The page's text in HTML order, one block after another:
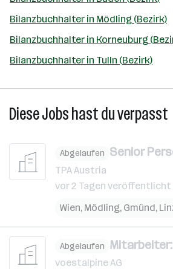
Bilanzbuchhalter in Mödling (Bezirk)
Bilanzbuchhalter in Korneuburg
Bilanzbuchhalter in Tulln (Bezirk)
Diese Jobs hast du verpasst
Abgelaufen Senior
TPA Austria
vor 2 Tagen veröffentlicht
Wien, Mödling, Gmünd,
Abgelaufen
voestalpine AG